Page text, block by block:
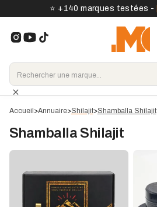
⭐️ +140 marques testées -
Accueil >Annuaire>Shilajit>Shamballa Shilajit
Shamballa Shilajit